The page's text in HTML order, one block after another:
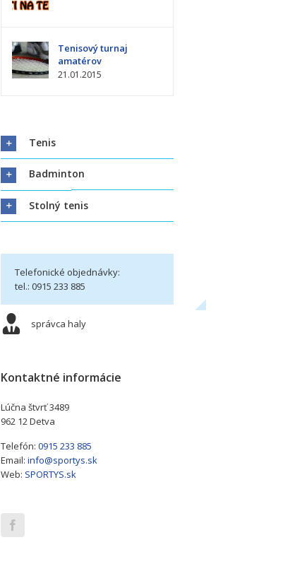
Tenisový turnaj
amatérov
21.01.2015
Tenis
Badminton
Stolný tenis
Telefonické objednávky:
tel.: 0915 233 885
správca haly
Kontaktné informácie
Lúčna štvrť 3489
962 12 Detva
Telefón: 0915 233 885
Email: info@sportys.sk
Web: SPORTYS.sk